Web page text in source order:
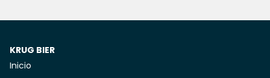
KRUG BIER
Inicio